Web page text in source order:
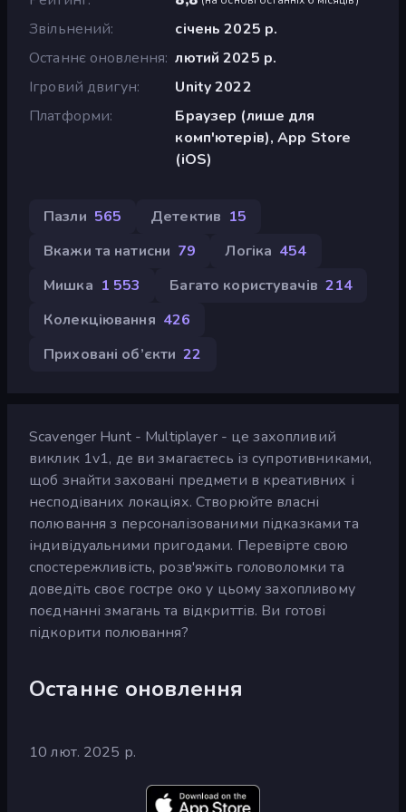
Звільнений
січень 2025 р.
Останнє оновлення лютий 2025 р.
Ігровий двигун
Unity 2022
Платформи
Браузер (лише для
комп'ютерів), App Store
(iOS)
Пазли 565 Детектив 15
Вкажи та натисни 79 Логіка 454
Мишка 1 553 Багато користувачів 214
Колекціювання 426
Приховані об’єкти 22
Scavenger Hunt - Multiplayer - це захопливий
виклик 1v1, де ви змагаєтесь із супротивниками,
щоб знайти заховані предмети в креативних і
несподіваних локаціях. Створюйте власні
полювання з персоналізованими підказками та
індивідуальними пригодами. Перевірте свою
спостережливість, розв'яжіть головоломки та
доведіть своє гостре око у цьому захопливому
поєднанні змагань та відкриттів. Ви готові
підкорити полювання?
Останнє оновлення
10 лют. 2025 р.